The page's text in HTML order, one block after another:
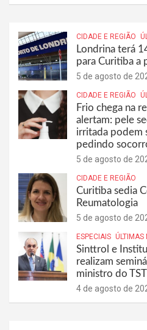
CIDADE E REGIÃO
Londrina terá
para Curitiba a
5 de agosto de
CIDADE E REGIÃO
Frio chega na
alertam: pele
irritada podem
pedindo
5 de agosto de
CIDADE E REGIÃO
Curitiba sedia
Reumatologia
5 de agosto de
ESPECIAIS ÚLTIMAS
Sinttrol e
realizam
ministro do TST
4 de agosto de